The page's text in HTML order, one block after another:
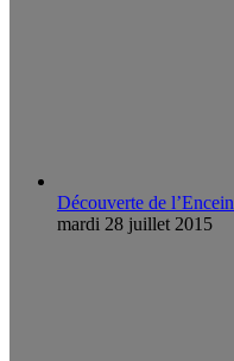
Découverte de
mardi 28 juillet 2015